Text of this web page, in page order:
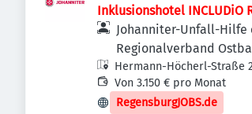
Inklusionshotel INCLUDiO
Johanniter-Unfall-Hilfe
Regionalverband
Hermann-Höcherl-Straße
Regensburg, Deutschland
Von 3.150 € pro Monat
RegensburgJOBS.de